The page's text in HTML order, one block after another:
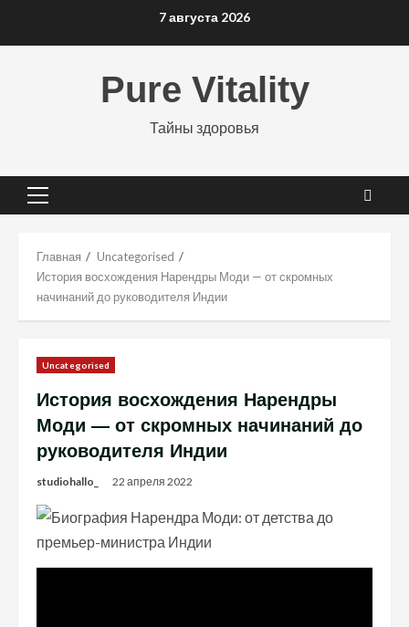
7 августа 2026
Pure Vitality
Тайны здоровья
Основное
Главная
Uncategorised
История восхождения Нарендры Моди — от скромных
начинаний до руководителя Индии
Uncategorised
История восхождения Нарендры
Моди — от скромных начинаний до
руководителя Индии
studiohallo_ 22 апреля 2022